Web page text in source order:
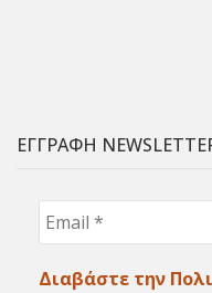
ΕΓΓΡΑΦΗ
Διαβάστε την